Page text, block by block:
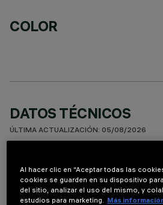
COLOR
DATOS TÉCNICOS
ÚLTIMA ACTUALIZACIÓN: 05/08/2026
Luminaria miniaturizada empotrable
elementos ópticos para lámparas
Al hacer clic en “Aceptar todas las
cookies se guarden en su dispositivo
del sitio, analizar el uso del mismo, y
estudios para marketing.
Más